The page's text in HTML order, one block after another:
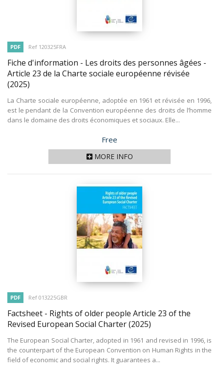
PDF Ref 120325FRA
Fiche d'information - Les droits des personnes âgées -
Article 23 de la Charte sociale européenne révisée
(2025)
La Charte sociale européenne, adoptée en 1961 et révisée en 1996,
est le pendant de la Convention européenne des droits de l’homme
dans le domaine des droits économiques et sociaux. Elle...
Price
Free
MORE INFO
PDF Ref 013225GBR
Factsheet - Rights of older people Article 23 of the
Revised European Social Charter(2025)
The European Social Charter, adopted in 1961 and revised in 1996, is
the counterpart of the European Convention on Human Rights in the
field of economic and social rights. It guarantees a...